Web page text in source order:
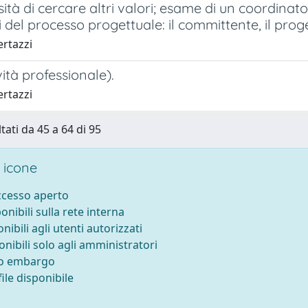
di cercare altri valori; esame di un
processo progettuale: il committente, il
professionale).
da 45 a 64 di 95
aperto
sulla rete interna
agli utenti autorizzati
solo agli amministratori
embargo
disponibile